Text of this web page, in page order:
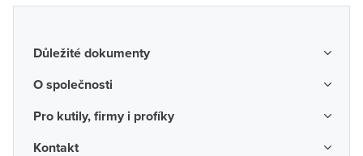
Důležité dokumenty
Obchodní podmínky
Reklamace a vrácení zboží
Odstoupení od smlouvy
O společnosti
O nás
Pro kutily, firmy i profíky
Katalogy probíhajících akcí
Kontakt